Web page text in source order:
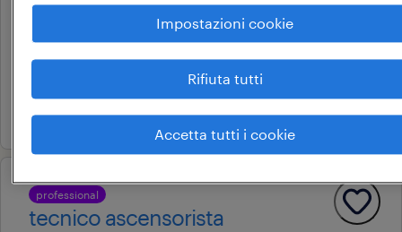
bologna, emilia-romagna
tempo determinato
21.000 € - 25.000 € annuale
professional
tecnico ascensorista
Impostazioni cookie
Rifiuta tutti
Accetta tutti i cookie